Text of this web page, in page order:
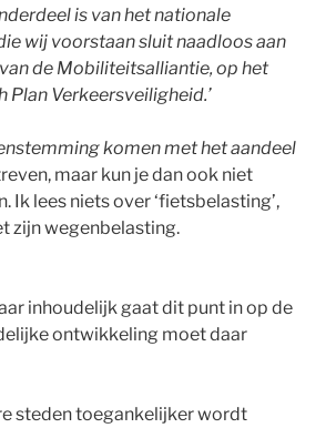
is van het nationale
wij voorstaan sluit naadloos aan
de Mobiliteitsalliantie, op het
Verkeersveiligheid.’
komen met het aandeel
maar kun je dan ook niet
lees niets over ‘fietsbelasting’,
zijn wegenbelasting.
inhoudelijk gaat dit punt in op de
ontwikkeling moet daar
steden toegankelijker wordt